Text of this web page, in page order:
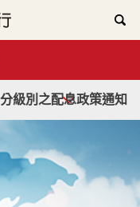
級別之配息政策通知